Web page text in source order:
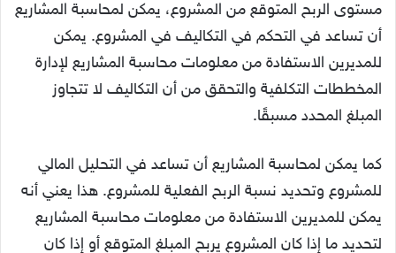
مستوى الربح المتوقع من المشروع، يمكن لمحاسبة المشاريع
أن تساعد في التحكم في التكاليف في المشروع. يمكن
للمديرين الاستفادة من معلومات محاسبة المشاريع لإدارة
المخططات التكلفية والتحقق من أن التكاليف لا تتجاوز
المبلغ المحدد مسبقًا.
كما يمكن لمحاسبة المشاريع أن تساعد في التحليل المالي
للمشروع وتحديد نسبة الربح الفعلية للمشروع. هذا يعني أنه
يمكن للمديرين الاستفادة من معلومات محاسبة المشاريع
لتحديد ما إذا كان المشروع يربح المبلغ المتوقع أو إذا كان